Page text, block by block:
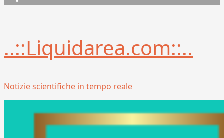
..::Liquidarea.com::..
Notizie scientifiche in tempo reale